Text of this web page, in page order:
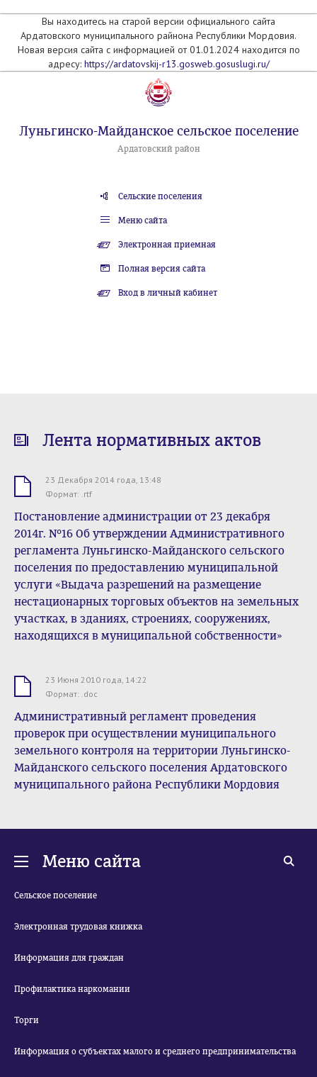
Вы находитесь на старой версии официального сайта
Ардатовского муниципального райнона Республики Мордовия.
Новая версия сайта с информацией от 01.01.2024 находится по
адресу: https://ardatovskij-r13.gosweb.gosuslugi.ru/
Луньгинско-Майданское сельское поселение
Ардатовский район
Сельские поселения
Меню сайта
Электронная приемная
Полная версия сайта
Вход в личный кабинет
Лента нормативных актов
23 Декабря 2014 года, 13:48
Формат: .rtf
Постановление администрации от 23 декабря
2014г. №16 Об утверждении Административного
регламента Луньгинско-Майданского сельского
поселения по предоставлению муниципальной
услуги «Выдача разрешений на размещение
нестационарных торговых объектов на земельных
участках, в зданиях, строениях, сооружениях,
находящихся в муниципальной собственности»
23 Июня 2010 года, 14:22
Формат: .doc
Административный регламент проведения
проверок при осуществлении муниципального
земельного контроля на территории Луньгинско-
Майданского сельского поселения Ардатовского
муниципального района Республики Мордовия
Меню сайта
Сельское поселение
Электронная трудовая книжка
Информация для граждан
Профилактика наркомании
Торги
Информация о субъектах малого и среднего предпринимательства